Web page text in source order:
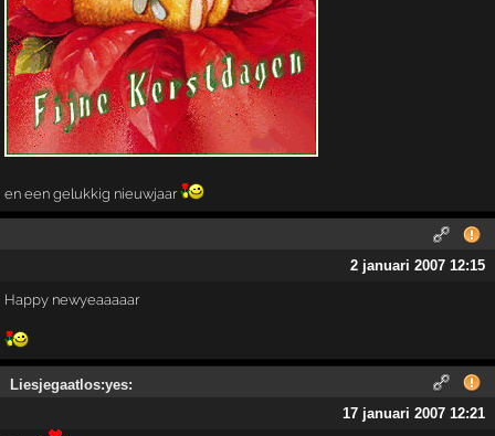
en een gelukkig nieuwjaar
2 januari 2007 12:15
Happy newyeaaaaar
Liesjegaatlos:yes:
17 januari 2007 12:21